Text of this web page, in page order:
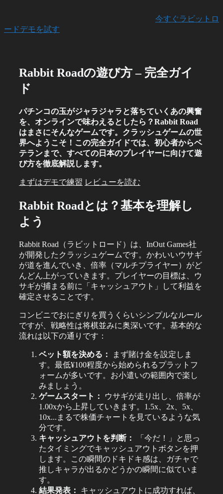
今すぐラビットロ
ードデモを試す
Rabbit Roadの遊び方 – 完全ガイ
ド
パチンコの玉がジャラジャラと落ちていくあの興奮
を、オンラインで味わえるとしたら？Rabbit Road
はまさにそんなゲームです。クラッシュゲームの世
界へようこそ！この完全ガイドでは、初心者からベ
テランまで、すべての日本のプレイヤーに向けて遊
び方を徹底解説します。
まずはデモで練習 レビューを読む
Rabbit Roadとは？基本を理解し
よう
Rabbit Road（ラビットロード）は、InOut Games社
が開発したクラッシュゲームです。かわいいウサギ
が道を進んでいき、倍率（マルチプライヤー）がど
んどん上がっていきます。プレイヤーの目標は、ウ
サギが捕まる前に「キャッシュアウト」して利益を
確定させることです。
コンビニでおにぎりを買うくらいシンプルなルール
ですが、戦略性は将棋並みに奥深いです。基本的な
流れは以下の通りです：
ベット額を決める：
まず賭け金を設定しま
す。最低¥100程度から始められるプラットフ
ォームが多いです。お小遣いの範囲内で楽し
みましょう。
ゲームスタート：
ウサギが走り出し、倍率が
1.00xから上昇していきます。1.5x、2x、5x、
10x...まるで株価チャートを見ているような気
分です。
キャッシュアウトを判断：
「今だ！」と思っ
たタイミングでキャッシュアウトボタンを押
します。この瞬間のドキドキ感は、ガチャで
推しキャラが出るかどうかの瞬間に似ていま
す。
結果発表：
キャッシュアウトに成功すれば、